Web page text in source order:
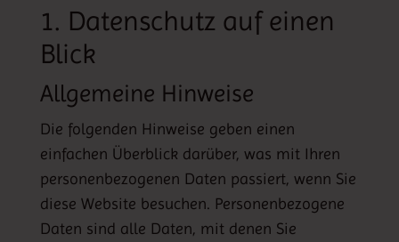
1. Datenschutz auf einen
Blick
Allgemeine Hinweise
Die folgenden Hinweise geben einen
einfachen Überblick darüber, was mit Ihren
personenbezogenen Daten passiert, wenn Sie
diese Website besuchen. Personenbezogene
Daten sind alle Daten, mit denen Sie